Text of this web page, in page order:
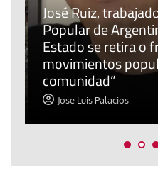
José Ruiz,
Popular de
Estado se retira o
movimientos
comunidad”
Jose Luis Palacios